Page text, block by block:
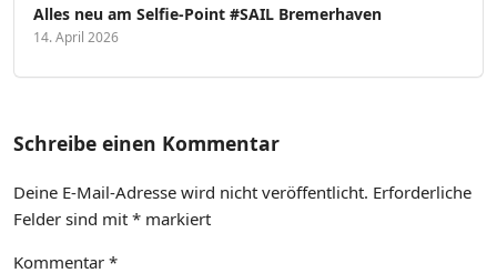
Alles neu am Selfie-Point #SAIL Bremerhaven
14. April 2026
Schreibe einen Kommentar
Deine E-Mail-Adresse wird nicht veröffentlicht. Erforderliche
Felder sind mit * markiert
Kommentar *